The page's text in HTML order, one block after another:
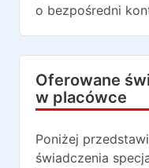
o bezpośredni
Oferowane
w placówce
Poniżej
świadczenia